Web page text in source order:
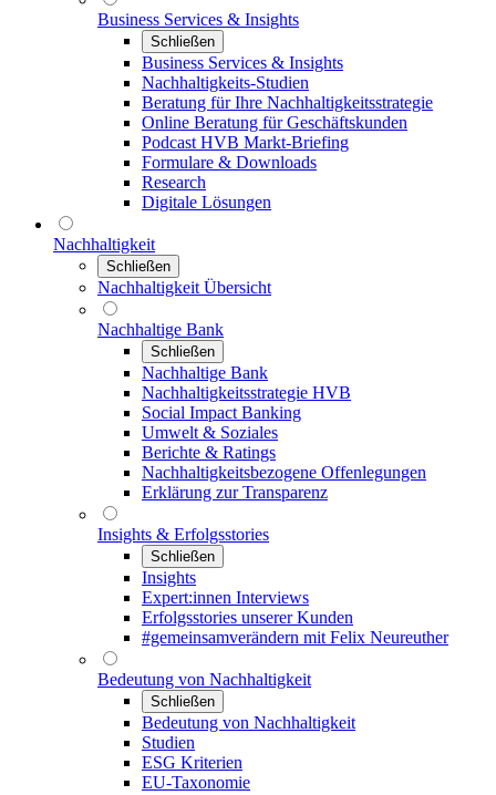
Business Services & Insights
Schließen
Business Services & Insights
Nachhaltigkeits-Studien
Beratung für Ihre Nachhaltigkeitsstrategie
Online Beratung für Geschäftskunden
Podcast HVB Markt-Briefing
Formulare & Downloads
Research
Digitale Lösungen
Nachhaltigkeit
Schließen
Nachhaltigkeit Übersicht
Nachhaltige Bank
Schließen
Nachhaltige Bank
Nachhaltigkeitsstrategie HVB
Social Impact Banking
Umwelt & Soziales
Berichte & Ratings
Nachhaltigkeitsbezogene Offenlegungen
Erklärung zur Transparenz
Insights & Erfolgsstories
Schließen
Insights
Expert:innen Interviews
Erfolgsstories unserer Kunden
#gemeinsamverändern mit Felix Neureuther
Bedeutung von Nachhaltigkeit
Schließen
Bedeutung von Nachhaltigkeit
Studien
ESG Kriterien
EU-Taxonomie